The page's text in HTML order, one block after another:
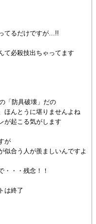
てるだけですが…!!
て必殺技出ちゃってます
「防具破壊」だの
ほんとうに堪りませんよね
が起こる気がします
が
似合う人が羨ましいんですよ
・・・残念！！
は終了